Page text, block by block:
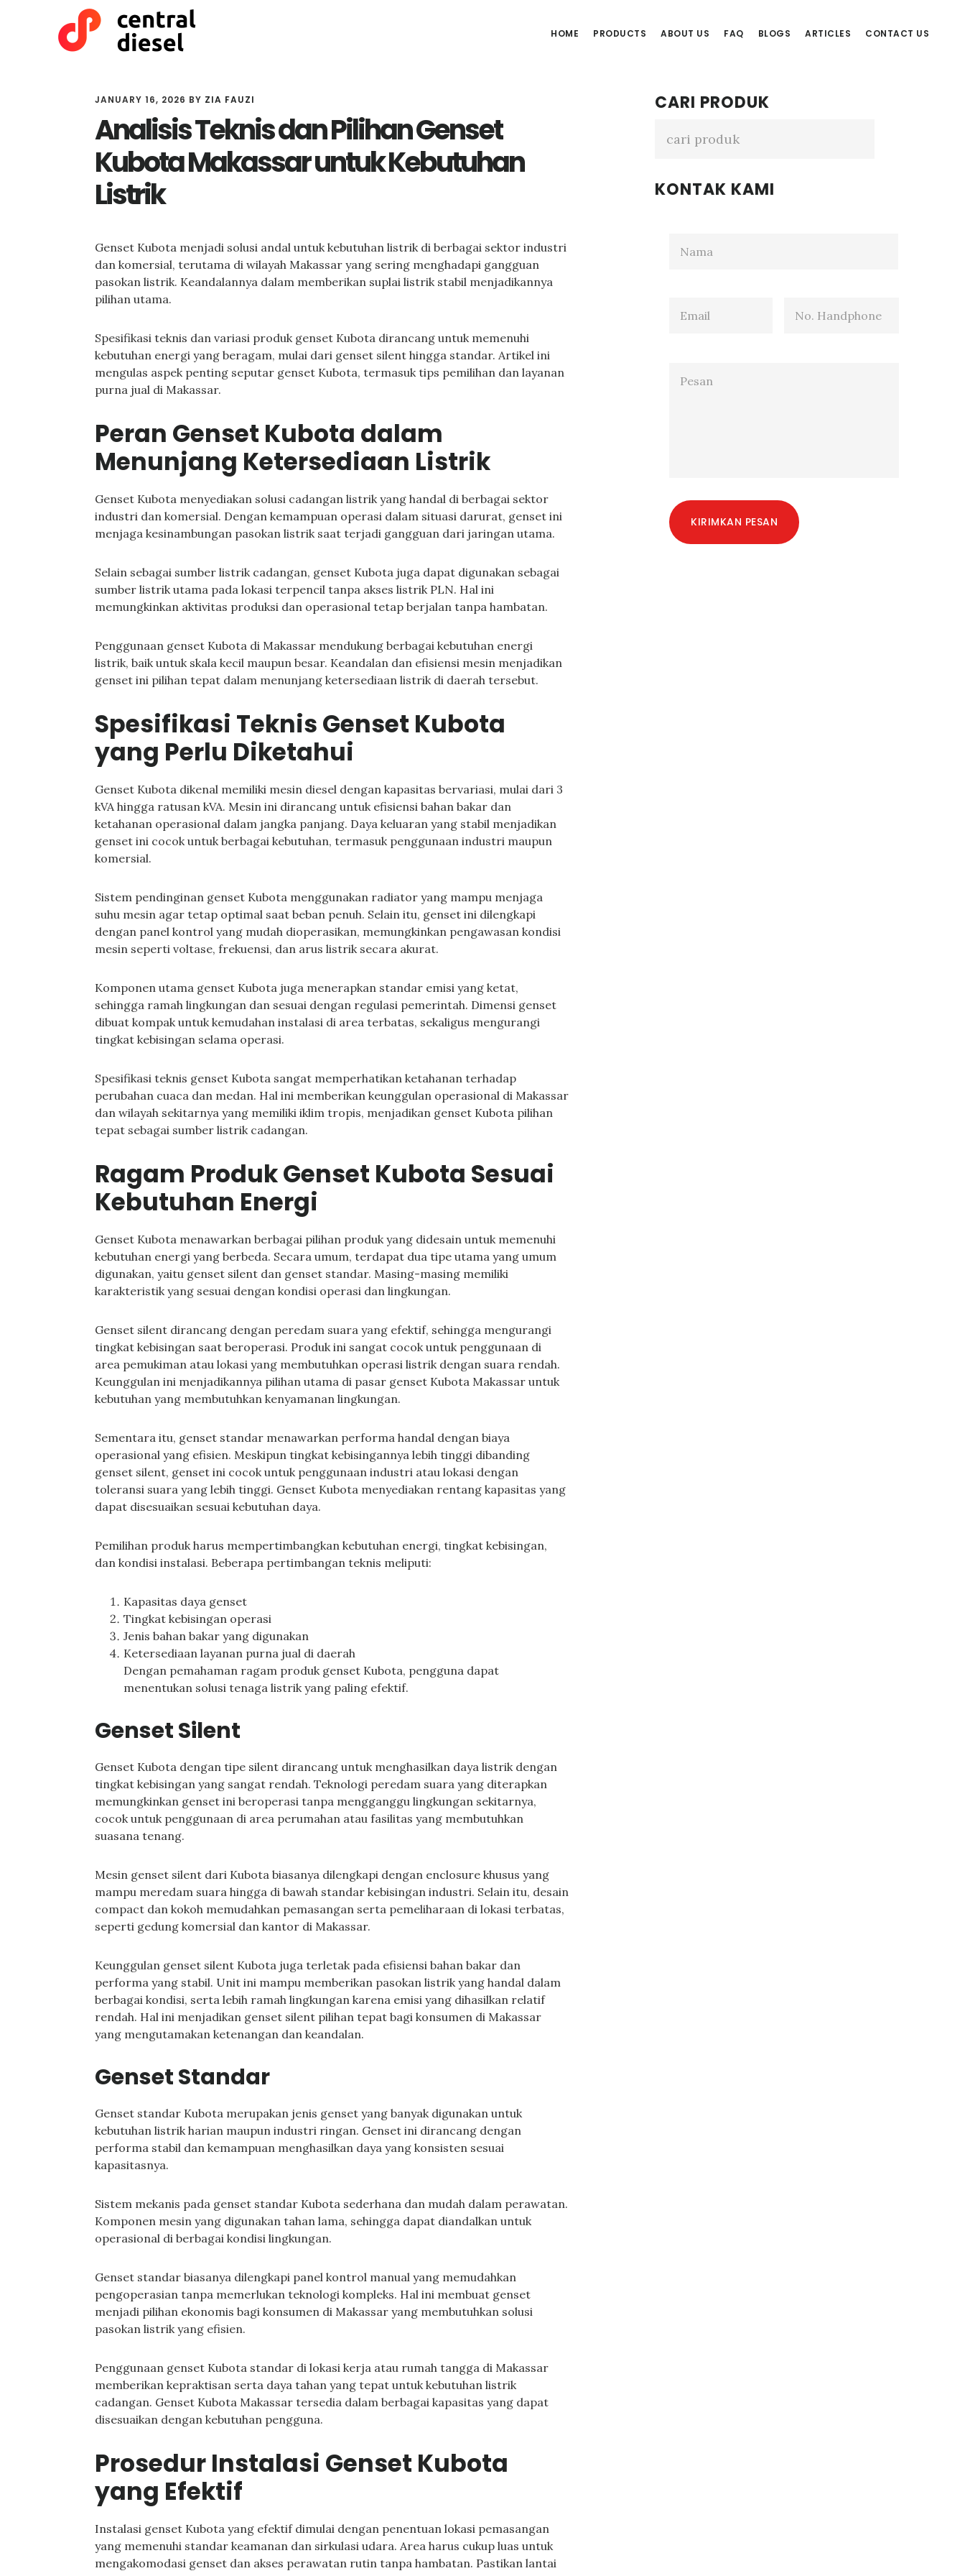
HOME PRODUCTS ABOUT US FAQ BLOGS ARTICLES CONTACT US
JANUARY 16, 2026 BY ZIA FAUZI
Analisis Teknis dan Pilihan Genset
Kubota Makassar untuk Kebutuhan
Listrik
Genset Kubota menjadi solusi andal untuk kebutuhan listrik di berbagai sektor industri
dan komersial, terutama di wilayah Makassar yang sering menghadapi gangguan
pasokan listrik. Keandalannya dalam memberikan suplai listrik stabil menjadikannya
pilihan utama.
Spesifikasi teknis dan variasi produk genset Kubota dirancang untuk memenuhi
kebutuhan energi yang beragam, mulai dari genset silent hingga standar. Artikel ini
mengulas aspek penting seputar genset Kubota, termasuk tips pemilihan dan layanan
purna jual di Makassar.
Peran Genset Kubota dalam
Menunjang Ketersediaan Listrik
Genset Kubota menyediakan solusi cadangan listrik yang handal di berbagai sektor
industri dan komersial. Dengan kemampuan operasi dalam situasi darurat, genset ini
menjaga kesinambungan pasokan listrik saat terjadi gangguan dari jaringan utama.
Selain sebagai sumber listrik cadangan, genset Kubota juga dapat digunakan sebagai
sumber listrik utama pada lokasi terpencil tanpa akses listrik PLN. Hal ini
memungkinkan aktivitas produksi dan operasional tetap berjalan tanpa hambatan.
Penggunaan genset Kubota di Makassar mendukung berbagai kebutuhan energi
listrik, baik untuk skala kecil maupun besar. Keandalan dan efisiensi mesin menjadikan
genset ini pilihan tepat dalam menunjang ketersediaan listrik di daerah tersebut.
Spesifikasi Teknis Genset Kubota
yang Perlu Diketahui
Genset Kubota dikenal memiliki mesin diesel dengan kapasitas bervariasi, mulai dari 3
kVA hingga ratusan kVA. Mesin ini dirancang untuk efisiensi bahan bakar dan
ketahanan operasional dalam jangka panjang. Daya keluaran yang stabil menjadikan
genset ini cocok untuk berbagai kebutuhan, termasuk penggunaan industri maupun
komersial.
Sistem pendinginan genset Kubota menggunakan radiator yang mampu menjaga
suhu mesin agar tetap optimal saat beban penuh. Selain itu, genset ini dilengkapi
dengan panel kontrol yang mudah dioperasikan, memungkinkan pengawasan kondisi
mesin seperti voltase, frekuensi, dan arus listrik secara akurat.
Komponen utama genset Kubota juga menerapkan standar emisi yang ketat,
sehingga ramah lingkungan dan sesuai dengan regulasi pemerintah. Dimensi genset
dibuat kompak untuk kemudahan instalasi di area terbatas, sekaligus mengurangi
tingkat kebisingan selama operasi.
Spesifikasi teknis genset Kubota sangat memperhatikan ketahanan terhadap
perubahan cuaca dan medan. Hal ini memberikan keunggulan operasional di Makassar
dan wilayah sekitarnya yang memiliki iklim tropis, menjadikan genset Kubota pilihan
tepat sebagai sumber listrik cadangan.
Ragam Produk Genset Kubota Sesuai
Kebutuhan Energi
Genset Kubota menawarkan berbagai pilihan produk yang didesain untuk memenuhi
kebutuhan energi yang berbeda. Secara umum, terdapat dua tipe utama yang umum
digunakan, yaitu genset silent dan genset standar. Masing-masing memiliki
karakteristik yang sesuai dengan kondisi operasi dan lingkungan.
Genset silent dirancang dengan peredam suara yang efektif, sehingga mengurangi
tingkat kebisingan saat beroperasi. Produk ini sangat cocok untuk penggunaan di
area pemukiman atau lokasi yang membutuhkan operasi listrik dengan suara rendah.
Keunggulan ini menjadikannya pilihan utama di pasar genset Kubota Makassar untuk
kebutuhan yang membutuhkan kenyamanan lingkungan.
Sementara itu, genset standar menawarkan performa handal dengan biaya
operasional yang efisien. Meskipun tingkat kebisingannya lebih tinggi dibanding
genset silent, genset ini cocok untuk penggunaan industri atau lokasi dengan
toleransi suara yang lebih tinggi. Genset Kubota menyediakan rentang kapasitas yang
dapat disesuaikan sesuai kebutuhan daya.
Pemilihan produk harus mempertimbangkan kebutuhan energi, tingkat kebisingan,
dan kondisi instalasi. Beberapa pertimbangan teknis meliputi:
Kapasitas daya genset
Tingkat kebisingan operasi
Jenis bahan bakar yang digunakan
Ketersediaan layanan purna jual di daerah
Dengan pemahaman ragam produk genset Kubota, pengguna dapat
menentukan solusi tenaga listrik yang paling efektif.
Genset Silent
Genset Kubota dengan tipe silent dirancang untuk menghasilkan daya listrik dengan
tingkat kebisingan yang sangat rendah. Teknologi peredam suara yang diterapkan
memungkinkan genset ini beroperasi tanpa mengganggu lingkungan sekitarnya,
cocok untuk penggunaan di area perumahan atau fasilitas yang membutuhkan
suasana tenang.
Mesin genset silent dari Kubota biasanya dilengkapi dengan enclosure khusus yang
mampu meredam suara hingga di bawah standar kebisingan industri. Selain itu, desain
compact dan kokoh memudahkan pemasangan serta pemeliharaan di lokasi terbatas,
seperti gedung komersial dan kantor di Makassar.
Keunggulan genset silent Kubota juga terletak pada efisiensi bahan bakar dan
performa yang stabil. Unit ini mampu memberikan pasokan listrik yang handal dalam
berbagai kondisi, serta lebih ramah lingkungan karena emisi yang dihasilkan relatif
rendah. Hal ini menjadikan genset silent pilihan tepat bagi konsumen di Makassar
yang mengutamakan ketenangan dan keandalan.
Genset Standar
Genset standar Kubota merupakan jenis genset yang banyak digunakan untuk
kebutuhan listrik harian maupun industri ringan. Genset ini dirancang dengan
performa stabil dan kemampuan menghasilkan daya yang konsisten sesuai
kapasitasnya.
Sistem mekanis pada genset standar Kubota sederhana dan mudah dalam perawatan.
Komponen mesin yang digunakan tahan lama, sehingga dapat diandalkan untuk
operasional di berbagai kondisi lingkungan.
Genset standar biasanya dilengkapi panel kontrol manual yang memudahkan
pengoperasian tanpa memerlukan teknologi kompleks. Hal ini membuat genset
menjadi pilihan ekonomis bagi konsumen di Makassar yang membutuhkan solusi
pasokan listrik yang efisien.
Penggunaan genset Kubota standar di lokasi kerja atau rumah tangga di Makassar
memberikan kepraktisan serta daya tahan yang tepat untuk kebutuhan listrik
cadangan. Genset Kubota Makassar tersedia dalam berbagai kapasitas yang dapat
disesuaikan dengan kebutuhan pengguna.
Prosedur Instalasi Genset Kubota
yang Efektif
Instalasi genset Kubota yang efektif dimulai dengan penentuan lokasi pemasangan
yang memenuhi standar keamanan dan sirkulasi udara. Area harus cukup luas untuk
mengakomodasi genset dan akses perawatan rutin tanpa hambatan. Pastikan lantai
Primary
Sidebar
CARI PRODUK
KONTAK KAMI
KIRIMKAN PESAN